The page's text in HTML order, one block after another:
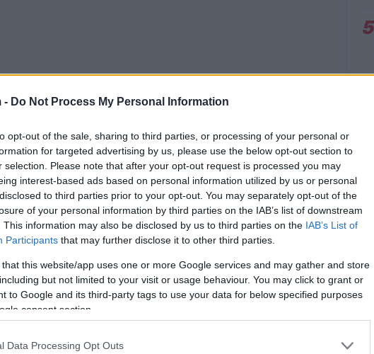
- Do Not Process My Personal Information
opt-out of the sale, sharing to third parties, or processing of your personal or
for targeted advertising by us, please use the below opt-out section to
selection. Please note that after your opt-out request is processed you may
interest-based ads based on personal information utilized by us or personal
to third parties prior to your opt-out. You may separately opt-out of the
of your personal information by third parties on the IAB’s list of downstream
This information may also be disclosed by us to third parties on the IAB’s List of
Participants that may further disclose it to other third parties.
that this website/app uses one or more Google services and may gather and store
but not limited to your visit or usage behaviour. You may click to grant or
to Google and its third-party tags to use your data for below specified purposes
consent section.
Data Processing Opt Outs
desde México el año pasado, y fue
la cabeza, pero los médicos no pudieron
según la policía.
5